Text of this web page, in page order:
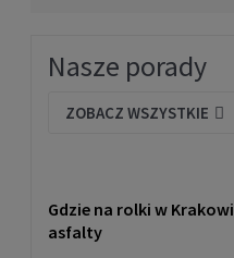
Nasze porady
ZOBACZ WSZYSTKIE
Gdzie na rolki w
asfalty